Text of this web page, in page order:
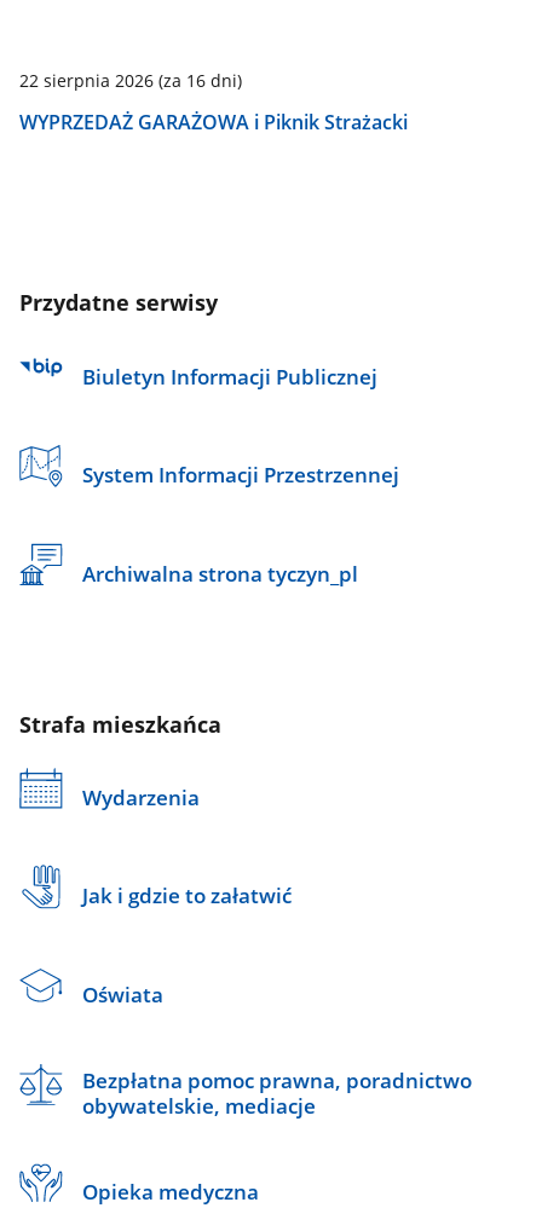
22 sierpnia 2026(za 16 dni)
WYPRZEDAŻ GARAŻOWA i Piknik Strażacki
Przydatne serwisy
Biuletyn Informacji Publicznej
System Informacji Przestrzennej
Archiwalna strona tyczyn_pl
Strafa mieszkańca
Wydarzenia
Jak i gdzie to załatwić
Oświata
Bezpłatna pomoc prawna, poradnictwo
obywatelskie, mediacje
Opieka medyczna